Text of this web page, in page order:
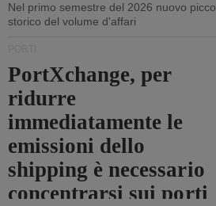
Nel primo semestre del 2026 nuovo picco
storico del volume d'affari
PortXchange, per
ridurre
immediatamente le
emissioni dello
shipping è necessario
concentrarsi sui porti